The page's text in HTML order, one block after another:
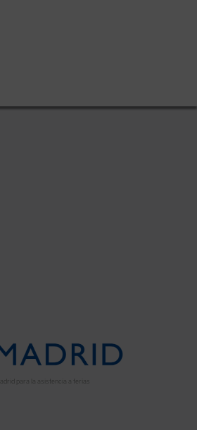
para la asistencia a ferias